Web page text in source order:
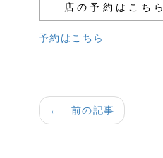
店の予約はこちら
予約はこちら
← 前の記事